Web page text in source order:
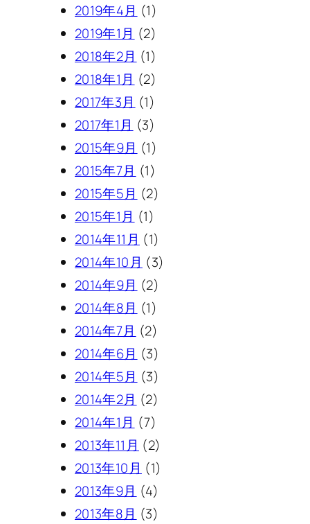
2019年4月 (1)
2019年1月 (2)
2018年2月 (1)
2018年1月 (2)
2017年3月 (1)
2017年1月 (3)
2015年9月 (1)
2015年7月 (1)
2015年5月 (2)
2015年1月 (1)
2014年11月 (1)
2014年10月 (3)
2014年9月 (2)
2014年8月 (1)
2014年7月 (2)
2014年6月 (3)
2014年5月 (3)
2014年2月 (2)
2014年1月 (7)
2013年11月 (2)
2013年10月 (1)
2013年9月 (4)
2013年8月 (3)